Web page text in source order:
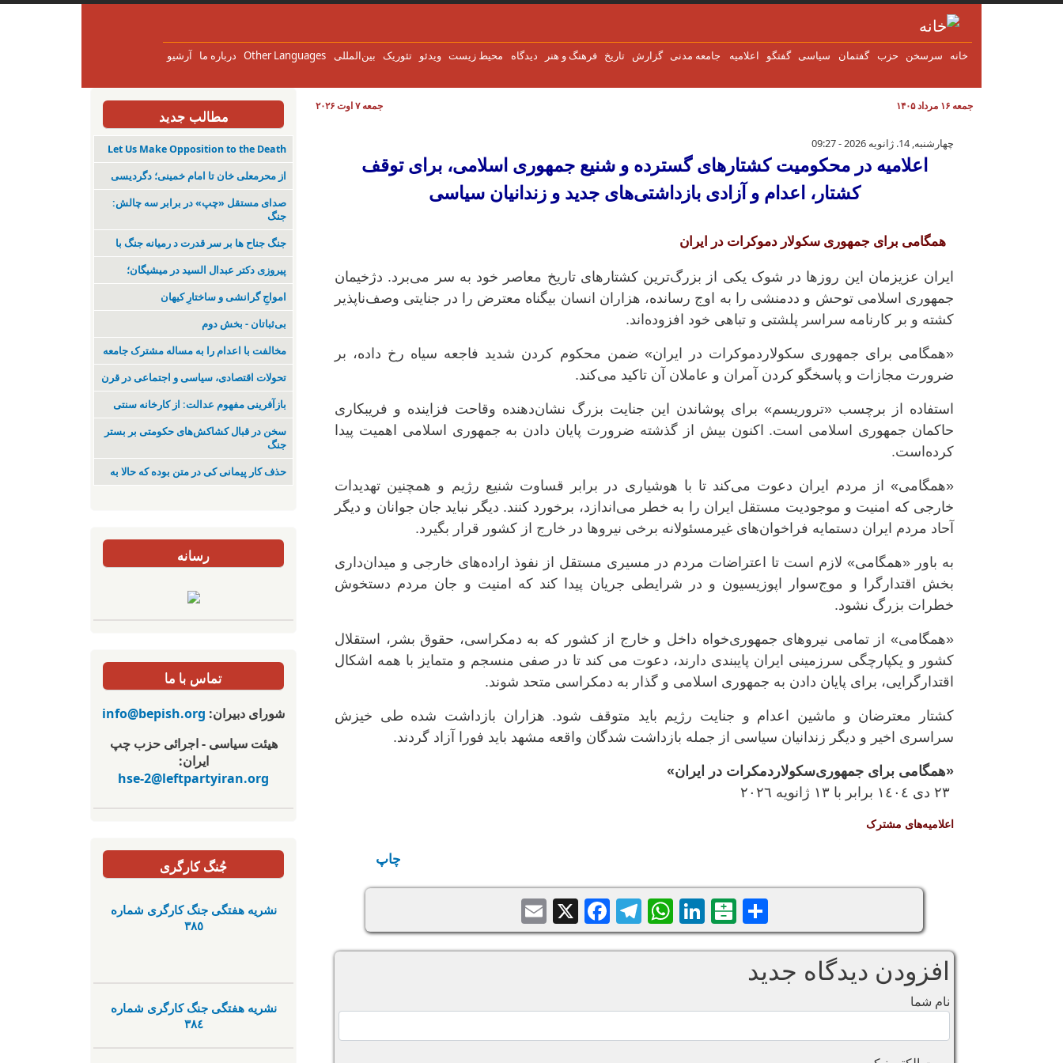
رفتن به محتوای اصلی
خانه سرسخن حزب گفتمان سياسی گفتگو اعلاميه جامعه مدنی گزارش تاریخ فرهنگ و هنر دیدگاه محیط زیست ویدئو تئوریک بین‌المللی Other Languages درباره ما آرشیو
جمعه ۷ اوت ۲۰۲۶ جمعه ۱۶ مرداد ۱۴۰۵
اعلامیه در محکومیت کشتارهای گسترده و شنیع جمهوری اسلامی، برای توقف کشتار، اعدام و آزادی بازداشتی‌های جدید و
چهارشنبه, 14. ژانویه 2026 - 09:27
اعلامیه در محکومیت کشتارهای گسترده و شنیع جمهوری اسلامی، برای توقف
کشتار، اعدام و آزادی بازداشتی‌های جدید و زندانیان سیاسی
همگامی برای جمهوری سکولار دموکرات در ايران
ایران عزیزمان این روزها در شوک یکی از بزرگ‌ترین کشتارهای تاریخ معاصر خود به سر می‌برد. دژخیمان
جمهوری اسلامی توحش و ددمنشی را به اوج رسانده، هزاران انسان بیگناه معترض را در جنایتی وصف‌ناپذیر
کشته و بر کارنامه سراسر پلشتی و تباهی خود افزوده‌‌اند.
«همگامی برای جمهوری سکولاردموکرات در ایران» ضمن محکوم کردن شدید فاجعه سیاه رخ داده، بر
ضرورت مجازات و پاسخگو کردن آمران و عاملان آن تاکید می‌کند.
استفاده از برچسب «تروریسم» برای پوشاندن این جنایت بزرگ نشان‌دهنده وقاحت فزاینده و فریبکاری
حاکمان جمهوری اسلامی است. اکنون بیش از گذشته ضرورت پایان دادن به جمهوری اسلامی اهمیت پیدا
کرده‌است.
«همگامی» از مردم ایران دعوت می‌کند تا با هوشیاری در برابر قساوت شنیع رژیم و همچنین تهدیدات
خارجی که امنیت و موجودیت مستقل ایران را به خطر می‌اندازد، برخورد کنند. دیگر نباید جان جوانان و دیگر
آحاد مردم ایران دستمایه فراخوان‌های غیرمسئولانه برخی نیروها در خارج از کشور قرار بگیرد.
به باور «همگامی» لازم است تا اعتراضات مردم در مسیری مستقل از نفوذ اراده‌های خارجی و میدان‌داری
بخش اقتدارگرا و موج‌سوار اپوزیسیون و در شرایطی جریان پیدا کند که امنیت و جان مردم دستخوش
خطرات بزرگ نشود.
«همگامی» از تمامی نیروهای جمهوری‌خواه داخل و خارج از کشور که به دمکراسی، حقوق بشر، استقلال
کشور و یکپارچگی سرزمینی ایران پایبندی دارند، دعوت می کند تا در صفی منسجم و متمایز با همه اشکال
اقتدارگرایی، برای پایان دادن به جمهوری اسلامی و گذار به دمکراسی متحد شوند.
کشتار معترضان و ماشین اعدام و جنایت رژیم باید متوقف شود. هزاران بازداشت شده طی خیزش
سراسری اخیر و دیگر زندانیان سیاسی از جمله بازداشت شدگان واقعه مشهد باید فورا آزاد گردند.
«همگامی برای جمهوری‌سکولاردمکرات در ایران»
اعلامیه‌های مشترک
چاپ
Share
Balatarin
LinkedIn
WhatsApp
Telegram
Facebook
X
افزودن دیدگاه جدید
نام شما
مطالب جدید
Let Us Make Opposition to the Death
از محرمعلی خان تا امام خمینی؛ دگردیسی
صدای مستقل «چپ» در برابر سه چالش:
جنگ
جنگ جناح ها بر سر قدرت د رمیانە جنگ با
پیروزی دکتر عبدال السید در میشیگان؛
‌امواجِ گرانشی و ساختارِ کیهان
بی‌ثباتان - بخش دوم
مخالفت با اعدام را به مساله مشترک جامعه
تحولات اقتصادی، سیاسی و اجتماعی در قرن
بازآفرینی مفهوم عدالت: از کارخانه سنتی
سخن در قبال کشاکش‌های حکومتی بر بستر
جنگ
حذف کار پیمانی کی در متن بودە کە حالا بە
رسانه
تماس با ما
شورای دبیران: info@bepish.org
هیئت سیاسی - اجرائی حزب چپ
ایران:
hse-2@leftpartyiran.org
جُنگ کارگری
نشریە هفتگی جنگ کارگری شمارە
٣٨٥
نشریە هفتگی جنگ کارگری شمارە
٣٨٤